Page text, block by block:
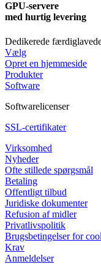
GPU-servere
med hurtig levering
Dedikerede
Vælg
Opret en hjemmeside
Produkter
Software
Softwarelicenser
SSL-certifikater
Virksomhed
Nyheder
Ofte stillede spørgsmål
Betaling
Offentligt tilbud
Juridiske dokumenter
Refusion af midler
Privatlivspolitik
Brugsbetingelser for
Krav
Anmeldelser